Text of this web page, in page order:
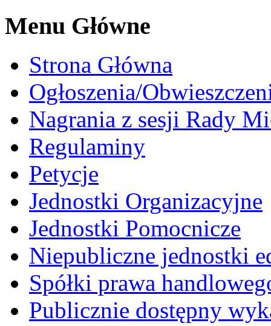
Menu Główne
Strona Główna
Ogłoszenia/
Nagrania z sesji Rady
Regulaminy
Petycje
Jednostki Organizacyjne
Jednostki Pomocnicze
Niepubliczne jednostki
Spółki prawa
Publicznie dostępny